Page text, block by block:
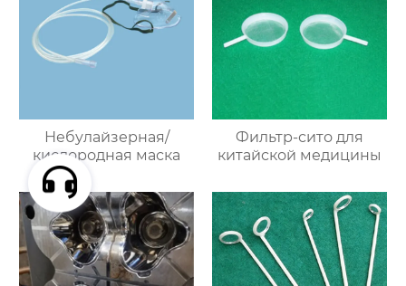
Небулайзерная/
кислородная маска
Фильтр-сито для
китайской медицины